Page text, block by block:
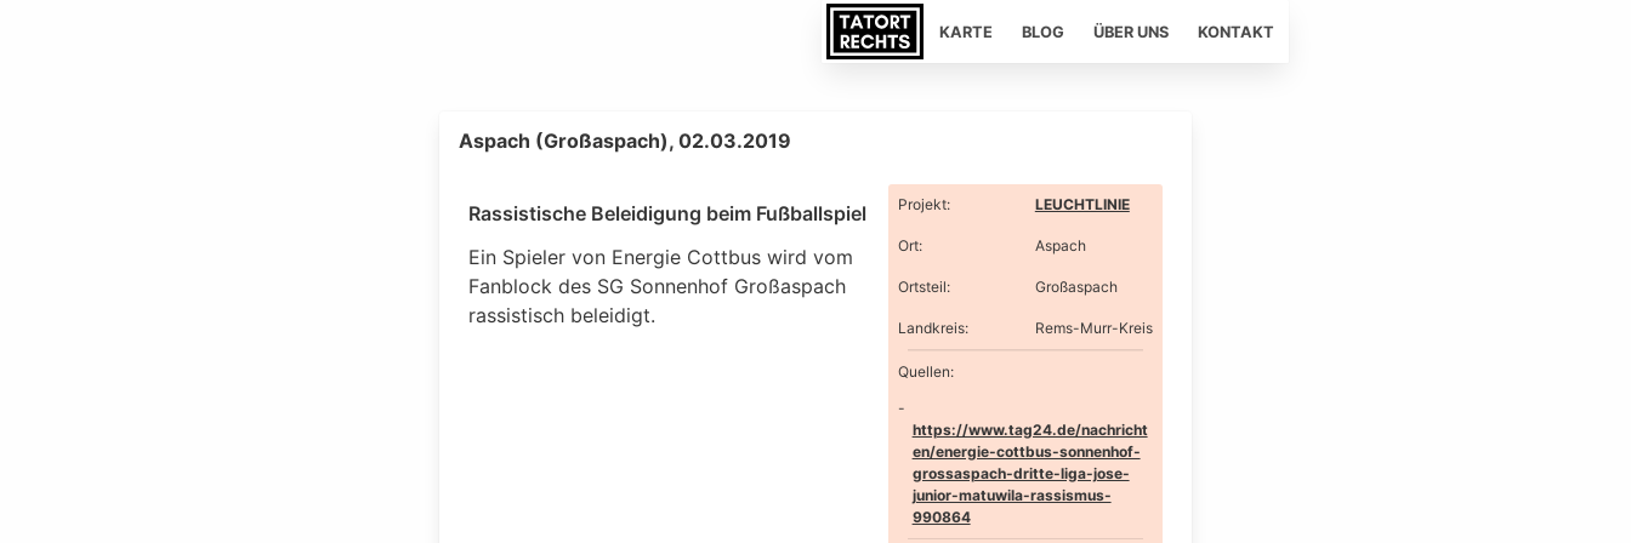
KARTE BLOG ÜBER UNS KONTAKT
Aspach (Großaspach), 02.03.2019
Rassistische Beleidigung beim Fußballspiel
Ein Spieler von Energie Cottbus wird vom
Fanblock des SG Sonnenhof Großaspach
rassistisch beleidigt.
Projekt: LEUCHTLINIE
Ort: Aspach
Ortsteil: Großaspach
Landkreis: Rems-Murr-Kreis
Quellen:
https://www.tag24.de/nachricht
en/energie-cottbus-sonnenhof-
grossaspach-dritte-liga-jose-
junior-matuwila-rassismus-
990864